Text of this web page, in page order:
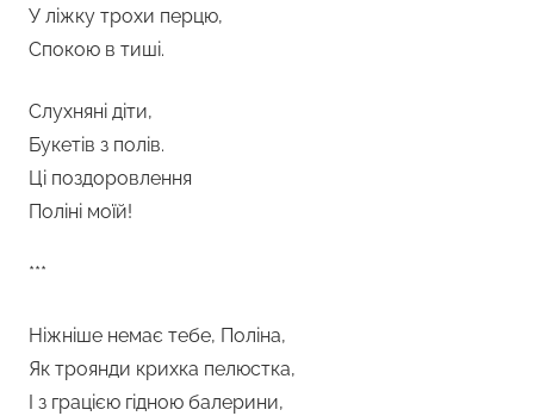
У ліжку трохи перцю,
Спокою в тиші.
Слухняні діти,
Букетів з полів.
Ці поздоровлення
Поліні моїй!
***
Ніжніше немає тебе, Поліна,
Як троянди крихка пелюстка,
І з грацією гідною балерини,